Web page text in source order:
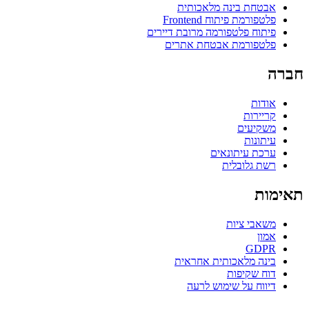
אבטחת בינה מלאכותית
פלטפורמת פיתוח Frontend
פיתוח פלטפורמה מרובת דיירים
פלטפורמת אבטחת אתרים
חברה
אודות
קריירות
משקיעים
עיתונות
ערכת עיתונאים
רשת גלובלית
תאימות
משאבי ציות
אמון
GDPR
בינה מלאכותית אחראית
דוח שקיפות
דיווח על שימוש לרעה